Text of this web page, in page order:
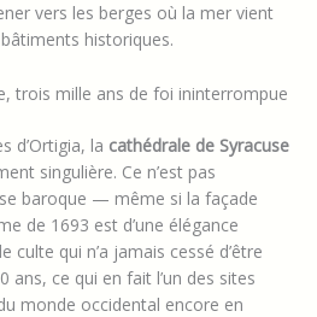
vers les berges où la mer vient
historiques.
trois mille ans de foi ininterrompue
d’Ortigia, la cathédrale de Syracuse
singulière. Ce n’est pas
baroque — même si la façade
de 1693 est d’une élégance
culte qui n’a jamais cessé d’être
ans, ce qui en fait l’un des sites
monde occidental encore en